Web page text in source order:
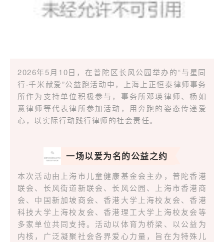
2026年5月10日，在普陀区长风公园举办的“与星同
行·千米献爱”公益跑活动中，上海上正恒泰律师事务
所作为支持单位积极参与，事务所邓瑛律师、杨如
意律师等代表律所参加活动，用奔跑的姿态传递爱
心，以实际行动践行律师的社会责任。
一场以爱为名的公益之约
本次活动由上海市儿童健康基金会主办，普陀香港
联会、长风街道新联会、长风公园、上海市香港商
会、中国新加坡商会、香港大学上海校友会、香港
科技大学上海校友会、香港理工大学上海校友会等
多家单位共同支持。活动以体育为桥梁、以公益为
内核，广泛凝聚社会各界爱心力量，旨在为特殊儿